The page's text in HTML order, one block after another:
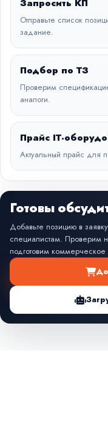
Запросить КП
Отправьте список
задание.
Подбор по ТЗ
Проверим
аналоги.
Прайс IT-
Актуальный прайс для
Готовы
Добавьте позицию в
специалистам. Проверим
подготовим